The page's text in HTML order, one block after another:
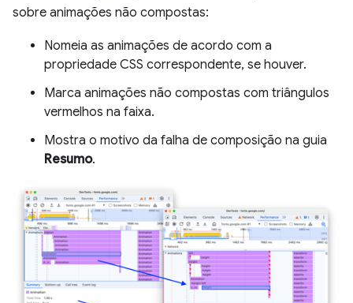
sobre animações não compostas:
Nomeia as animações de acordo com a
propriedade CSS correspondente, se houver.
Marca animações não compostas com triângulos
vermelhos na faixa.
Mostra o motivo da falha de composição na guia
Resumo.